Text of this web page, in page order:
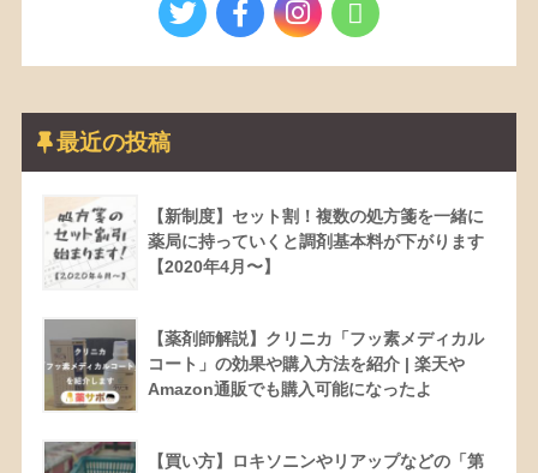
最近の投稿
【新制度】セット割！複数の処方箋を一緒に
薬局に持っていくと調剤基本料が下がります
【2020年4月〜】
【薬剤師解説】クリニカ「フッ素メディカル
コート」の効果や購入方法を紹介 | 楽天や
Amazon通販でも購入可能になったよ
【買い方】ロキソニンやリアップなどの「第